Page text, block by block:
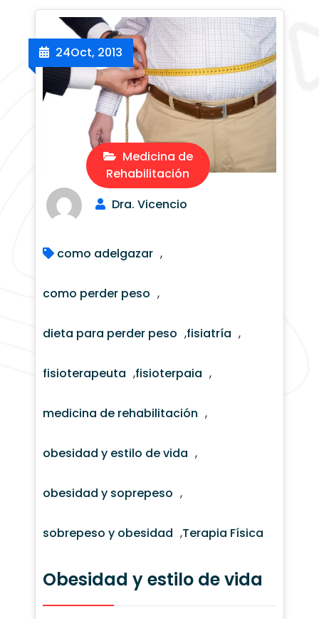
Medicina de
Rehabilitación
24Oct, 2013
Dra. Vicencio
como adelgazar ,
como perder peso ,
dieta para perder peso ,fisiatría ,
fisioterapeuta ,fisioterpaia ,
medicina de rehabilitación ,
obesidad y estilo de vida ,
obesidad y soprepeso ,
sobrepeso y obesidad ,Terapia Física
Obesidad y estilo de vida